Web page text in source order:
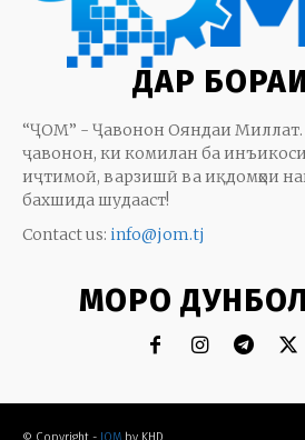
ДАР
“ҶОМ” - Ҷавонон Ояндаи Миллат.
ҷавонон, ки комилан ба инъикоси
иҷтимоӣ, варзишӣ ва иқдомҳои
бахшида шудааст!
Contact us: info@jom.tj
МОРО
© Copyright - JOM by KHD